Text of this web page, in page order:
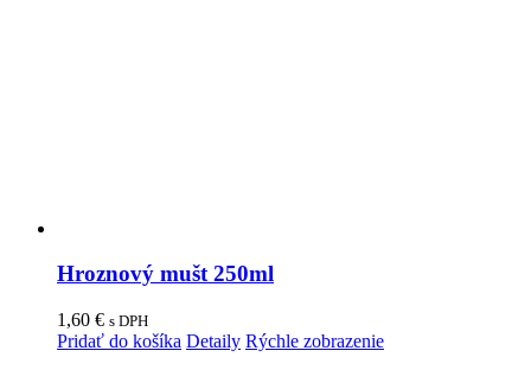
Hroznový mušt 250ml
1,60 € s DPH
Pridať do košíka Detaily Rýchle zobrazenie